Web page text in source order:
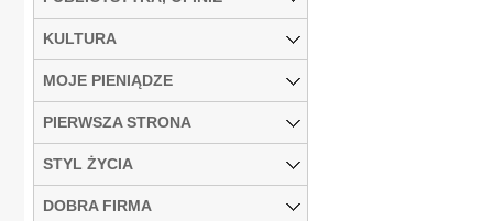
KULTURA
MOJE PIENIĄDZE
PIERWSZA STRONA
STYL ŻYCIA
DOBRA FIRMA